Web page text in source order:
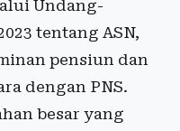
Undang-
tentang ASN,
pensiun dan
dengan PNS.
besar yang